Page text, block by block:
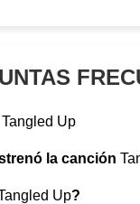
Tangled Up
la canción
Up?